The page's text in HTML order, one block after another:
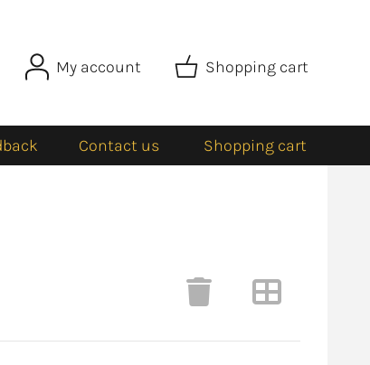
My account Shopping cart
Contact us Shopping cart